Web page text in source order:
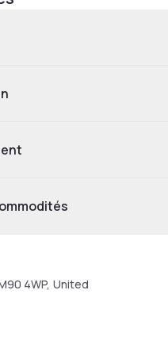
4WP, United